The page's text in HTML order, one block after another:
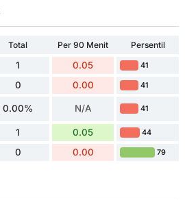
Total Per 90 Menit
Persentil
1 0.05 41
0 0.00 41
0.00% N/A 41
1 0.05 44
0 0.00 79